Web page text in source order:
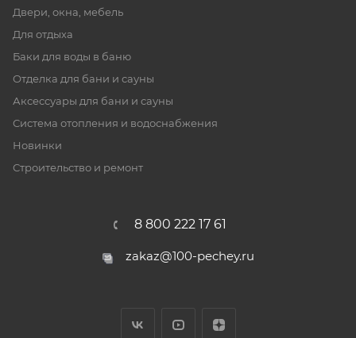
Двери, окна, мебель
Для отдыха
Баки для воды в баню
Отделка для бани и сауны
Аксессуары для бани и сауны
Система отопления и водоснабжения
Новинки
Строительство и ремонт
8 800 222 17 61
zakaz@100-pechey.ru